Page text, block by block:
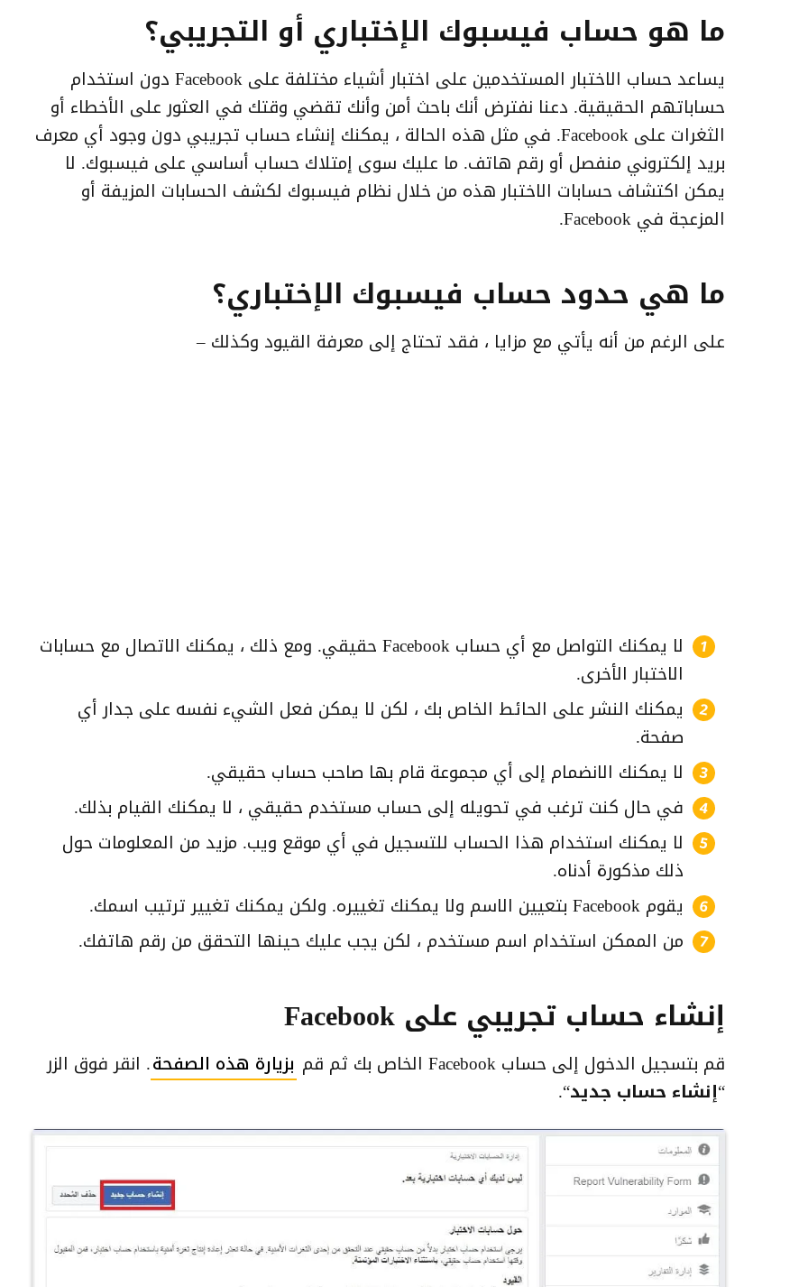
ما هو حساب فيسبوك الإختباري أو التجريبي؟
يساعد حساب الاختبار المستخدمين على اختبار أشياء مختلفة على Facebook دون استخدام
حساباتهم الحقيقية. دعنا نفترض أنك باحث أمن وأنك تقضي وقتك في العثور على الأخطاء أو
الثغرات على Facebook. في مثل هذه الحالة ، يمكنك إنشاء حساب تجريبي دون وجود أي معرف
بريد إلكتروني منفصل أو رقم هاتف. ما عليك سوى إمتلاك حساب أساسي على فيسبوك. لا
يمكن اكتشاف حسابات الاختبار هذه من خلال نظام فيسبوك لكشف الحسابات المزيفة أو
المزعجة في Facebook.
ما هي حدود حساب فيسبوك الإختباري؟
على الرغم من أنه يأتي مع مزايا ، فقد تحتاج إلى معرفة القيود وكذلك –
لا يمكنك التواصل مع أي حساب Facebook حقيقي. ومع ذلك ، يمكنك الاتصال مع حسابات
الاختبار الأخرى.
يمكنك النشر على الحائط الخاص بك ، لكن لا يمكن فعل الشيء نفسه على جدار أي
صفحة.
لا يمكنك الانضمام إلى أي مجموعة قام بها صاحب حساب حقيقي.
في حال كنت ترغب في تحويله إلى حساب مستخدم حقيقي ، لا يمكنك القيام بذلك.
لا يمكنك استخدام هذا الحساب للتسجيل في أي موقع ويب. مزيد من المعلومات حول
ذلك مذكورة أدناه.
يقوم Facebook بتعيين الاسم ولا يمكنك تغييره. ولكن يمكنك تغيير ترتيب اسمك.
من الممكن استخدام اسم مستخدم ، لكن يجب عليك حينها التحقق من رقم هاتفك.
إنشاء حساب تجريبي على Facebook
قم بتسجيل الدخول إلى حساب Facebook الخاص بك ثم قم بزيارة هذه الصفحة. انقر فوق الزر
“إنشاء حساب جديد“.